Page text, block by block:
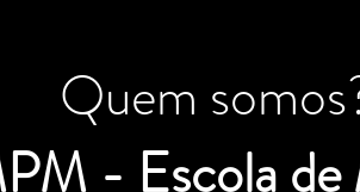
Quem
- Escola de